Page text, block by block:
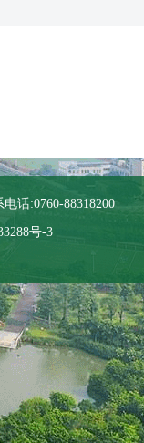
电话:0760-88318200
号-3